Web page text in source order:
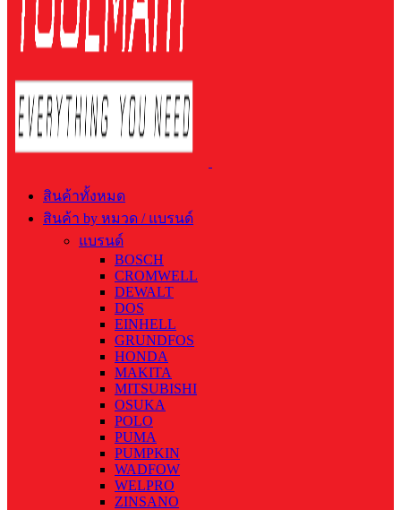
สินค้าทั้งหมด
สินค้า by หมวด / แบรนด์
แบรนด์
BOSCH
CROMWELL
DEWALT
DOS
EINHELL
GRUNDFOS
HONDA
MAKITA
MITSUBISHI
OSUKA
POLO
PUMA
PUMPKIN
WADFOW
WELPRO
ZINSANO